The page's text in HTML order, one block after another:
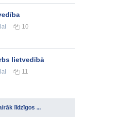
10
lietvedībā
11
līdzīgos ...